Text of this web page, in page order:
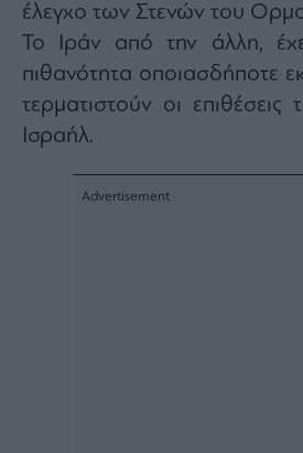
έλεγχο των Στενών του
Το Ιράν από την άλλη,
πιθανότητα οποιασδήποτε
τερματιστούν οι
Ισραήλ.